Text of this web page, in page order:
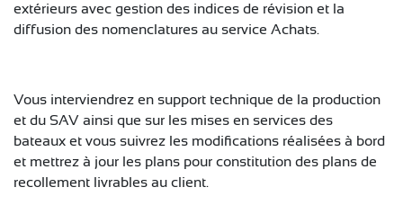
extérieurs avec gestion des indices de révision et la
diffusion des nomenclatures au service Achats.
Vous interviendrez en support technique de la production
et du SAV ainsi que sur les mises en services des
bateaux et vous suivrez les modifications réalisées à bord
et mettrez à jour les plans pour constitution des plans de
recollement livrables au client.